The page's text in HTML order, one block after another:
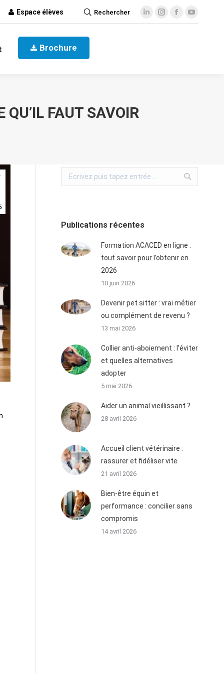
Espace élèves Rechercher
Brochure
FAUT SAVOIR
Publications récentes
Formation ACACED en ligne :
tout savoir pour l’obtenir en
2026
10 juin 2026
Devenir pet sitter : vrai métier
ou complément de revenu ?
13 mai 2026
Collier anti-aboiement : l’éviter
et quelles alternatives
adopter
5 mai 2026
Aider un animal vieillissant ?
28 avril 2026
Accueil client vétérinaire :
rassurer et fidéliser vite
21 avril 2026
Bien-être équin et
performance : concilier sans
compromis
14 avril 2026